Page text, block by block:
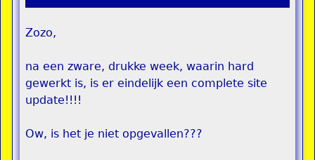
Zozo,
na een zware, drukke week, waarin hard
gewerkt is, is er eindelijk een complete site
update!!!!
Ow, is het je niet opgevallen???